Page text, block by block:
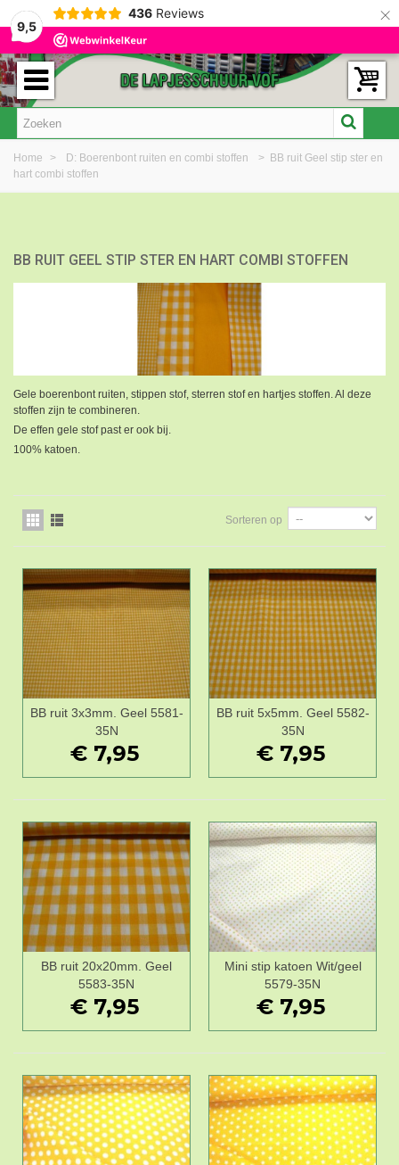
9,5
436 Reviews ×
Home > D: Boerenbont ruiten en combi stoffen > BB ruit Geel stip ster en
hart combi stoffen
BB RUIT GEEL STIP STER EN HART COMBI STOFFEN
Gele boerenbont ruiten, stippen stof, sterren stof en hartjes stoffen. Al deze
stoffen zijn te combineren.
De effen gele stof past er ook bij.
100% katoen.
Sorteren op
BB ruit 3x3mm. Geel 5581-
35N
€ 7,95
BB ruit 5x5mm. Geel 5582-
35N
€ 7,95
BB ruit 20x20mm. Geel
5583-35N
€ 7,95
Mini stip katoen Wit/geel
5579-35N
€ 7,95